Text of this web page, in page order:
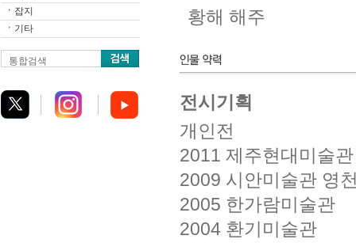
잡지
기타
통합검색
황해 해주
전시기획
개인전
2011 제주현대미술
2009 시안미술관 영
2005 한가람미술관
2004 환기미술관